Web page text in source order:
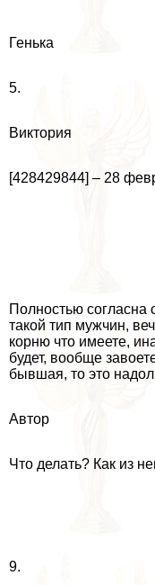
Генька
5.
Виктория
[428429844] – 28
Полностью
такой тип мужчин,
корню что имеете,
будет, вообще
бывшая, то это
Автор
Что делать? Как из
9.